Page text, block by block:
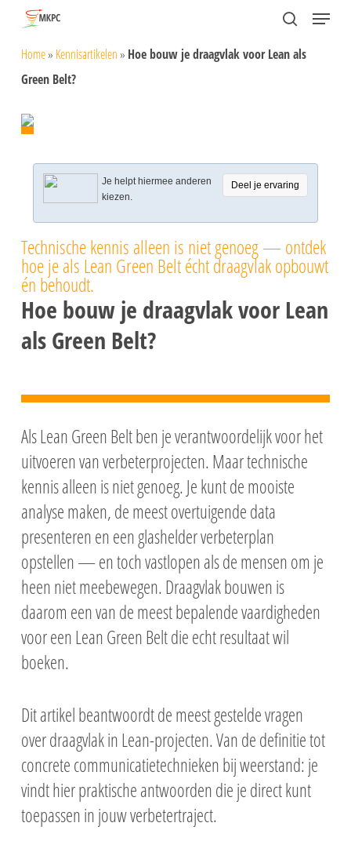
main
content
search
Menu
Home» Kennisartikelen» Hoe bouw je draagvlak voor Lean als
Green Belt?
Deel je ervaring
Je helpt hiermee anderen
kiezen.
Technische kennis alleen is niet genoeg — ontdek
hoe je als Lean Green Belt écht draagvlak opbouwt
én behoudt.
Hoe bouw je draagvlak voor Lean
als Green Belt?
Als Lean Green Belt ben je verantwoordelijk voor het
uitvoeren van verbeterprojecten. Maar technische
kennis alleen is niet genoeg. Je kunt de mooiste
analyse maken, de meest overtuigende data
presenteren en een glashelder verbeterplan
opstellen — en toch vastlopen als de mensen om je
heen niet meebewegen. Draagvlak bouwen is
daarom een van de meest bepalende vaardigheden
voor een Lean Green Belt die echt resultaat wil
boeken.
Dit artikel beantwoordt de meest gestelde vragen
over draagvlak in Lean-projecten. Van de definitie tot
concrete communicatietechnieken bij weerstand: je
vindt hier praktische antwoorden die je direct kunt
toepassen in jouw verbetertraject.